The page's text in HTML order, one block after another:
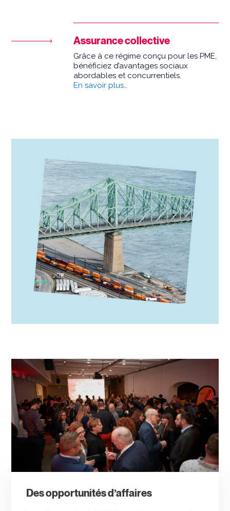
Assurance collective
Grâce à ce régime conçu pour les PME,
bénéficiez d’avantages sociaux
abordables et concurrentiels.
En savoir plus…
Des opportunités d’affaires